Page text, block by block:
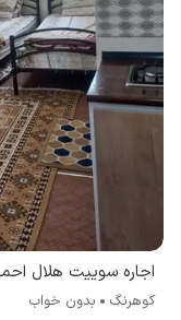
اجاره سوییت هلال احمر
کوهرنگ بدون خواب